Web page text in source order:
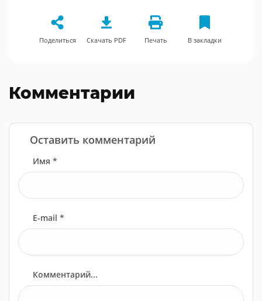
Поделиться Скачать PDF Печать В закладки
Комментарии
Оставить комментарий
Имя *
E-mail *
Комментарий...